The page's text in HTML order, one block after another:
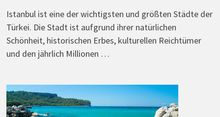
Istanbul ist eine der wichtigsten und größten Städte der
Türkei. Die Stadt ist aufgrund ihrer natürlichen
Schönheit, historischen Erbes, kulturellen Reichtümer
und den jährlich Millionen …